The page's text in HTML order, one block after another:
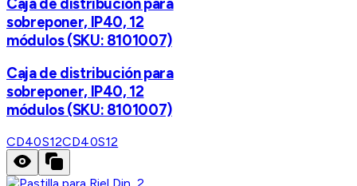
sobreponer, IP40, 12
módulos (SKU: 8101007)
Caja de distribución para
sobreponer, IP40, 12
módulos (SKU: 8101007)
CD40S12CD40S12